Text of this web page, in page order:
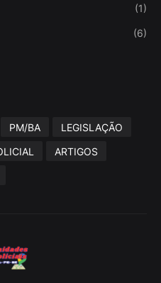
(1)
(6)
PM/BA
LEGISLAÇÃO
ARTIGOS